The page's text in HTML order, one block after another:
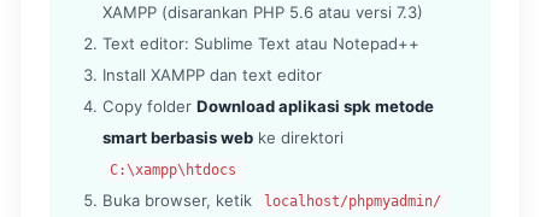
XAMPP (disarankan PHP 5.6 atau versi 7.3)
Text editor: Sublime Text atau Notepad++
Install XAMPP dan text editor
Copy folder Download aplikasi spk metode
smart berbasis web ke direktori
C:\xampp\htdocs
Buka browser, ketik localhost/phpmyadmin/